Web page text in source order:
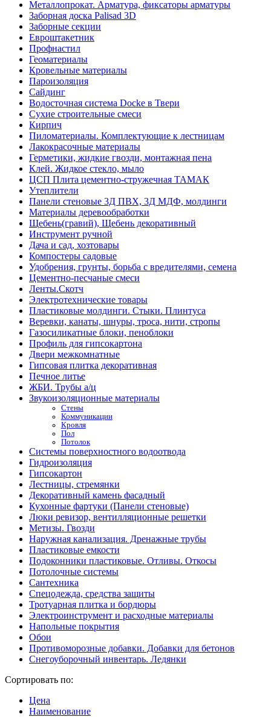
Металлопрокат. Арматура, фиксаторы арматуры
Заборная доска Palisad 3D
Заборные секции
Евроштакетник
Профнастил
Геоматериалы
Кровельные материалы
Пароизоляция
Сайдинг
Водосточная система Docke в Твери
Сухие строительные смеси
Кирпич
Пиломатериалы. Комплектующие к лестницам
Лакокрасочные материалы
Герметики, жидкие гвозди, монтажная пена
Клей. Жидкое стекло, мыло
ЦСП Плита цементно-стружечная ТАМАК
Утеплители
Панели стеновые 3Д ПВХ, 3Д МДФ, молдинги
Материалы деревообработки
Щебень(гравий), Щебень декоративный
Инструмент ручной
Дача и сад, хозтовары
Компостеры садовые
Удобрения, грунты, борьба с вредителями, семена
Цементно-песчаные смеси
Ленты.Скотч
Электротехнические товары
Пластиковые молдинги. Стыки. Плинтуса
Веревки, канаты, шнуры, троса, нити, стропы
Газосиликатные блоки, пеноблоки
Профиль для гипсокартона
Двери межкомнатные
Гипсовая плитка декоративная
Печное литье
ЖБИ. Трубы а/ц
Звукоизоляционные материалы
Стены
Коммуникации
Кровля
Пол
Потолок
Системы поверхностного водоотвода
Гидроизоляция
Гипсокартон
Лестницы, стремянки
Декоративный камень фасадный
Кухонные фартуки (Панели стеновые)
Люки ревизор, вентилляционные решетки
Метизы. Гвозди
Наружная канализация. Дренажные трубы
Пластиковые емкости
Подоконники пластиковые. Отливы. Откосы
Потолочные системы
Сантехника
Спецодежда, средства защиты
Тротуарная плитка и бордюры
Электроинструмент и расходные материалы
Напольные покрытия
Обои
Противоморозные добавки. Добавки для бетонов
Снегоуборочный инвентарь. Ледянки
Сортировать по:
Цена
Наименование